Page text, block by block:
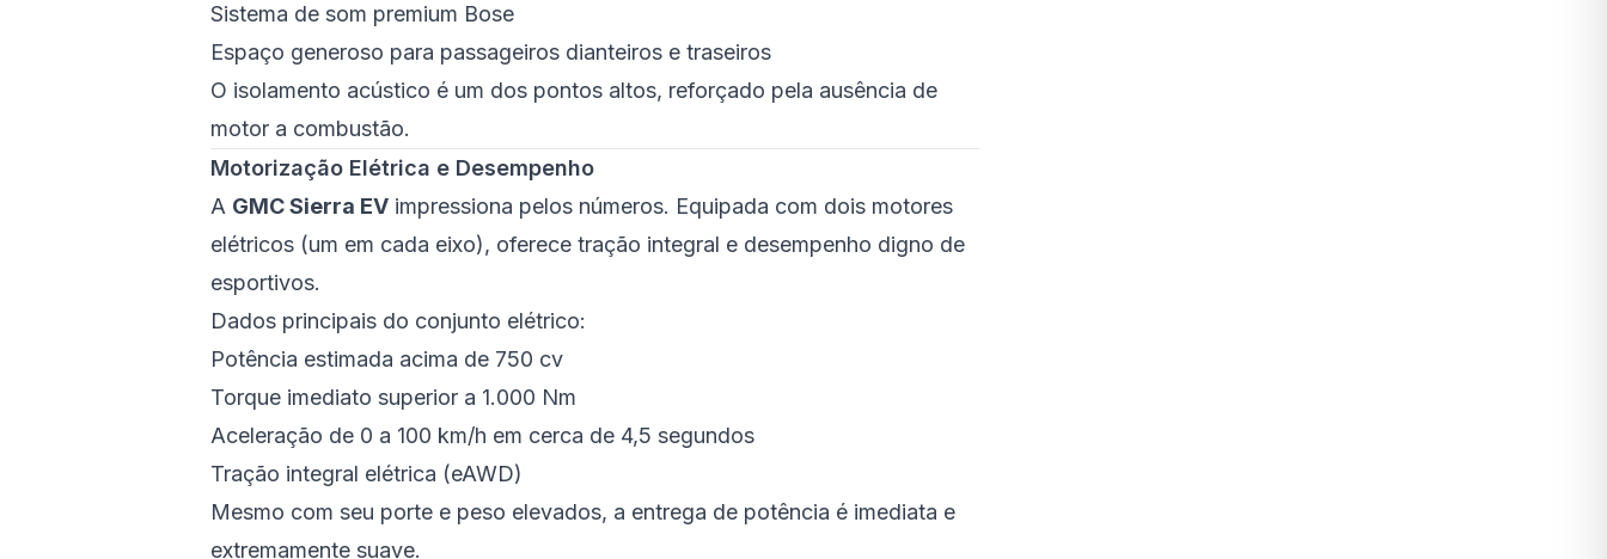
Sistema de som premium Bose
Espaço generoso para passageiros dianteiros e traseiros
O isolamento acústico é um dos pontos altos, reforçado pela ausência de
motor a combustão.
Motorização Elétrica e Desempenho
A GMC Sierra EV impressiona pelos números. Equipada com dois motores
elétricos (um em cada eixo), oferece tração integral e desempenho digno de
esportivos.
Dados principais do conjunto elétrico:
Potência estimada acima de 750 cv
Torque imediato superior a 1.000 Nm
Aceleração de 0 a 100 km/h em cerca de 4,5 segundos
Tração integral elétrica (eAWD)
Mesmo com seu porte e peso elevados, a entrega de potência é imediata e
extremamente suave.